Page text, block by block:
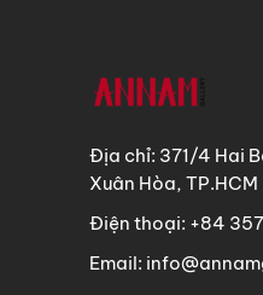
Địa chỉ: 371/4 Hai
Xuân Hòa, TP.HCM
Điện thoại: +84
Email: